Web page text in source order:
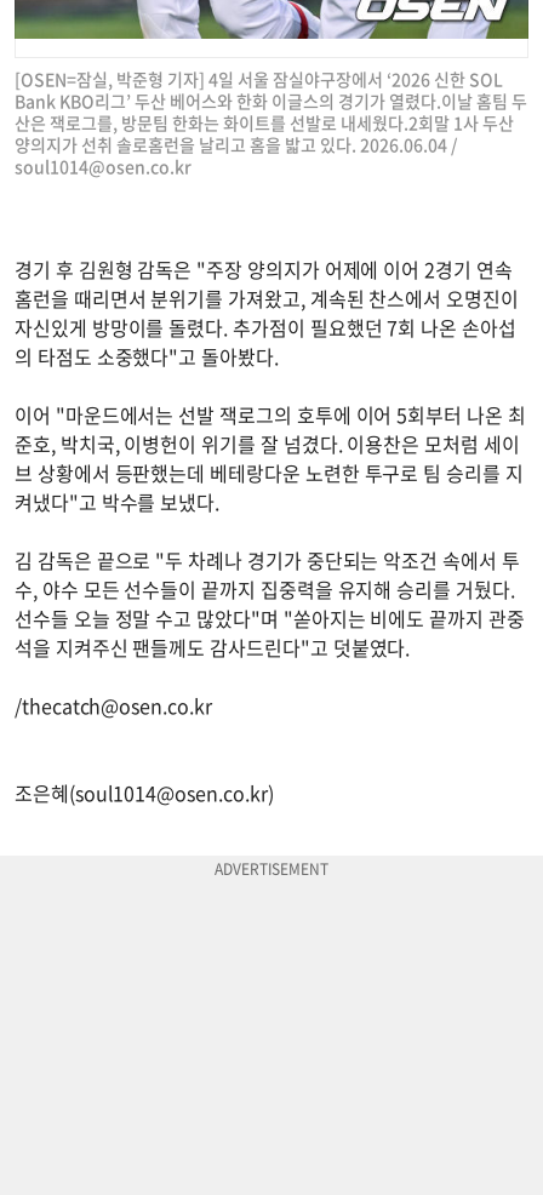
[OSEN=잠실, 박준형 기자] 4일 서울 잠실야구장에서 ‘2026 신한 SOL
Bank KBO리그’ 두산 베어스와 한화 이글스의 경기가 열렸다.이날 홈팀 두
산은 잭로그를, 방문팀 한화는 화이트를 선발로 내세웠다.2회말 1사 두산
양의지가 선취 솔로홈런을 날리고 홈을 밟고 있다. 2026.06.04 /
soul1014@osen.co.kr
경기 후 김원형 감독은 "주장 양의지가 어제에 이어 2경기 연속
홈런을 때리면서 분위기를 가져왔고, 계속된 찬스에서 오명진이
자신있게 방망이를 돌렸다. 추가점이 필요했던 7회 나온 손아섭
의 타점도 소중했다"고 돌아봤다.
이어 "마운드에서는 선발 잭로그의 호투에 이어 5회부터 나온 최
준호, 박치국, 이병헌이 위기를 잘 넘겼다. 이용찬은 모처럼 세이
브 상황에서 등판했는데 베테랑다운 노련한 투구로 팀 승리를 지
켜냈다"고 박수를 보냈다.
김 감독은 끝으로 "두 차례나 경기가 중단되는 악조건 속에서 투
수, 야수 모든 선수들이 끝까지 집중력을 유지해 승리를 거뒀다.
선수들 오늘 정말 수고 많았다"며 "쏟아지는 비에도 끝까지 관중
석을 지켜주신 팬들께도 감사드린다"고 덧붙였다.
/thecatch@osen.co.kr
조은혜(soul1014@osen.co.kr)